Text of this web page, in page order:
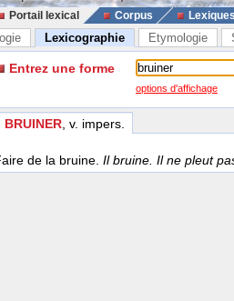
Portail lexical Corpus
Lexicographie Etymologie
Entrez une forme
options d'affichage
BRUINER , v. impers.
de la bruine. Il bruine. Il ne pleut